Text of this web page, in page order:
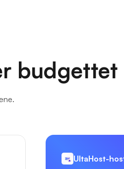
budgettet
UltaHost-